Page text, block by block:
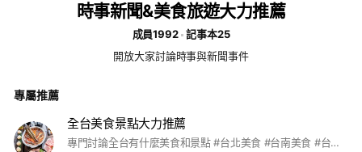
時事新聞&美食旅遊大力推薦
成員1992
記事本25
開放大家討論時事與新聞事件
專屬推薦
全台美食景點大力推薦
專門討論全台有什麼美食和景點 #台北美食 #台南美食 #台中美食 #高雄美食 #台灣美食